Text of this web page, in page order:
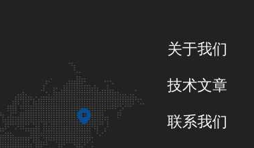
关于我们
技术文章
联系我们